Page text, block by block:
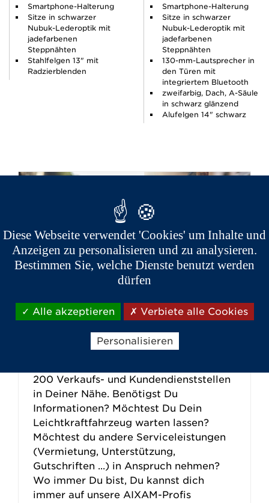
Smartphone-Halterung
Sitze in schwarzer
Nubuk-Lederoptik mit
jadefarbenen
Steppnähten
Stahlfelgen 13" mit
Radzierblenden
Smartphone-Halterung
Sitze in schwarzer
Nubuk-Lederoptik mit
jadefarbenen
Steppnähten
130-mm-Lautsprecher in
den Türen mit
integriertem Bluetooth
zweifarbig, Dach, A-Säule
in schwarz glänzend
Alufelgen 14" schwarz
200 Verkaufs- und Kundendienststellen
in Deiner Nähe. Benötigst Du
Informationen? Möchtest Du Dein
Leichtkraftfahrzeug warten lassen?
Möchtest du andere Serviceleistungen
(Vermietung, Unterstützung,
Gutschriften ...) in Anspruch nehmen?
Wo immer Du bist, Du kannst dich
immer auf unsere AIXAM-Profis
Diese Webseite verwendet 'Cookies' um Inhalte und
Anzeigen zu personalisieren und zu analysieren.
Bestimmen Sie, welche Dienste benutzt werden
dürfen
Alle akzeptieren Verbiete alle Cookies
Personalisieren